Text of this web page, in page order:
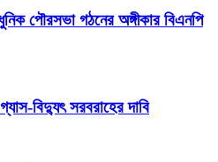
পৌরসভা গঠনের অঙ্গীকার বিএনপি
গ্যাস-বিদ্যুৎ সরবরাহের দাবি